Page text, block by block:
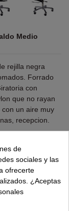
Medio
rejilla negra
Forrado
con
que no rayan
un aire muy
recepcion.
962 881 077
un5% dto
de
sociales y las
ofrecerte
¿Aceptas